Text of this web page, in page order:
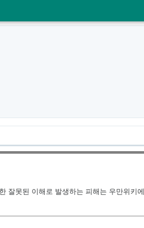
잘못된 이해로 발생하는 피해는 우만위키에